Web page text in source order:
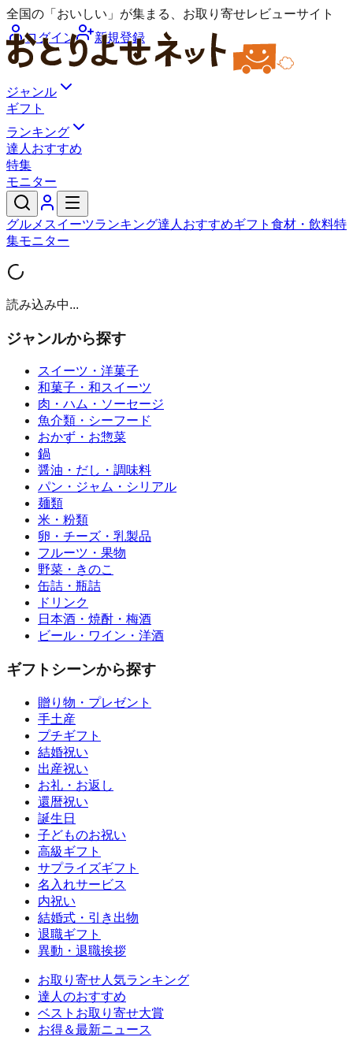
全国の「おいしい」が集まる、お取り寄せレビューサイト
ログイン
新規登録
ジャンル
ギフト
ランキング
達人おすすめ
特集
モニター
グルメ スイーツランキング達人おすすめギフト 食材・飲料特
集モニター
読み込み中...
ジャンルから探す
スイーツ・洋菓子
和菓子・和スイーツ
肉・ハム・ソーセージ
魚介類・シーフード
おかず・お惣菜
鍋
醤油・だし・調味料
パン・ジャム・シリアル
麺類
米・粉類
卵・チーズ・乳製品
フルーツ・果物
野菜・きのこ
缶詰・瓶詰
ドリンク
日本酒・焼酎・梅酒
ビール・ワイン・洋酒
ギフトシーンから探す
贈り物・プレゼント
手土産
プチギフト
結婚祝い
出産祝い
お礼・お返し
還暦祝い
誕生日
子どものお祝い
高級ギフト
サプライズギフト
名入れサービス
内祝い
結婚式・引き出物
退職ギフト
異動・退職挨拶
お取り寄せ人気ランキング
達人のおすすめ
ベストお取り寄せ大賞
お得＆最新ニュース